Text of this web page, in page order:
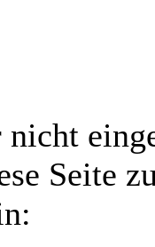
nicht
Seite